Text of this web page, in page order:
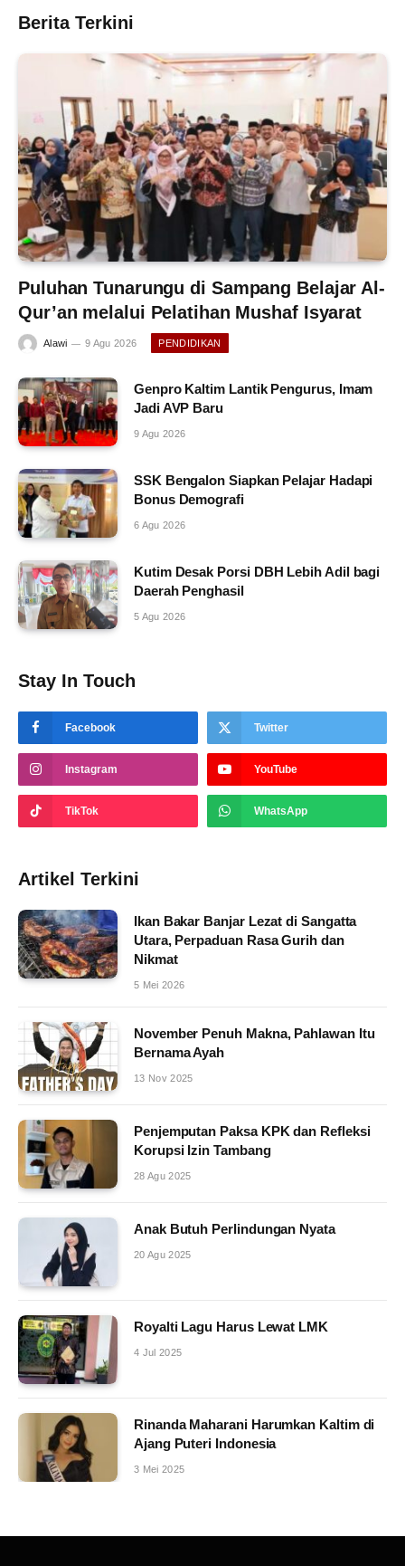
Berita Terkini
Puluhan Tunarungu di Sampang Belajar Al-
Qur’an melalui Pelatihan Mushaf Isyarat
Alawi 9 Agu 2026 PENDIDIKAN
Genpro Kaltim Lantik Pengurus, Imam
Jadi AVP Baru
9 Agu 2026
SSK Bengalon Siapkan Pelajar Hadapi
Bonus Demografi
6 Agu 2026
Kutim Desak Porsi DBH Lebih Adil bagi
Daerah Penghasil
5 Agu 2026
Stay In Touch
Facebook Twitter
Instagram YouTube
TikTok WhatsApp
Artikel Terkini
Ikan Bakar Banjar Lezat di Sangatta
Utara, Perpaduan Rasa Gurih dan
Nikmat
5 Mei 2026
November Penuh Makna, Pahlawan Itu
Bernama Ayah
13 Nov 2025
Penjemputan Paksa KPK dan Refleksi
Korupsi Izin Tambang
28 Agu 2025
Anak Butuh Perlindungan Nyata
20 Agu 2025
Royalti Lagu Harus Lewat LMK
4 Jul 2025
Rinanda Maharani Harumkan Kaltim di
Ajang Puteri Indonesia
3 Mei 2025